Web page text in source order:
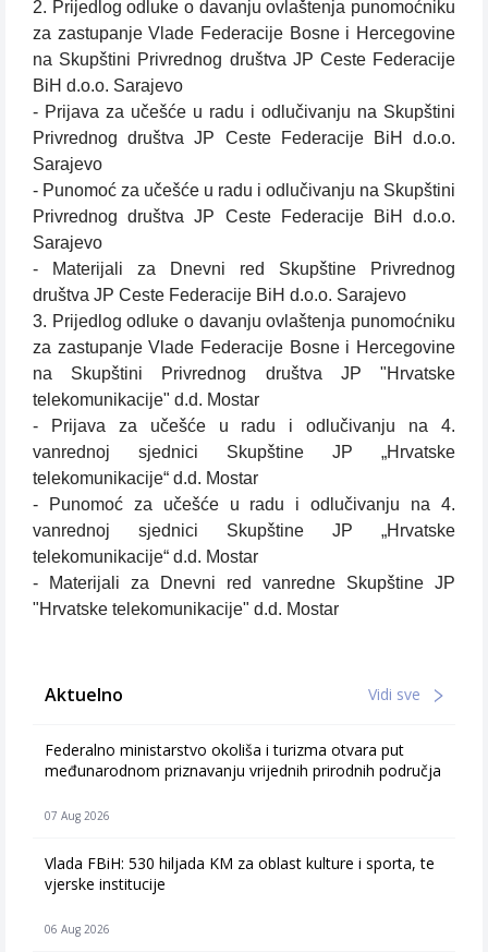
2. Prijedlog odluke o davanju ovlaštenja punomoćniku
za zastupanje Vlade Federacije Bosne i Hercegovine
na Skupštini Privrednog društva JP Ceste Federacije
BiH d.o.o. Sarajevo
- Prijava za učešće u radu i odlučivanju na Skupštini
Privrednog društva JP Ceste Federacije BiH d.o.o.
Sarajevo
- Punomoć za učešće u radu i odlučivanju na Skupštini
Privrednog društva JP Ceste Federacije BiH d.o.o.
Sarajevo
- Materijali za Dnevni red Skupštine Privrednog
društva JP Ceste Federacije BiH d.o.o. Sarajevo
3. Prijedlog odluke o davanju ovlaštenja punomoćniku
za zastupanje Vlade Federacije Bosne i Hercegovine
na Skupštini Privrednog društva JP "Hrvatske
telekomunikacije" d.d. Mostar
- Prijava za učešće u radu i odlučivanju na 4.
vanrednoj sjednici Skupštine JP „Hrvatske
telekomunikacije“ d.d. Mostar
- Punomoć za učešće u radu i odlučivanju na 4.
vanrednoj sjednici Skupštine JP „Hrvatske
telekomunikacije“ d.d. Mostar
- Materijali za Dnevni red vanredne Skupštine JP
"Hrvatske telekomunikacije" d.d. Mostar
Aktuelno Vidi sve
Federalno ministarstvo okoliša i turizma otvara put
međunarodnom priznavanju vrijednih prirodnih područja
07 Aug 2026
Vlada FBiH: 530 hiljada KM za oblast kulture i sporta, te
vjerske institucije
06 Aug 2026